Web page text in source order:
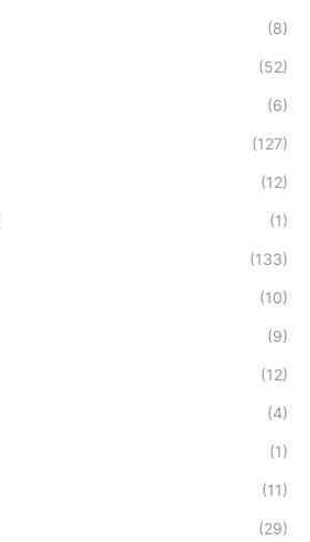
(8)
(52)
(6)
(127)
(12)
(1)
(133)
(10)
(9)
(12)
(4)
(1)
(11)
(29)